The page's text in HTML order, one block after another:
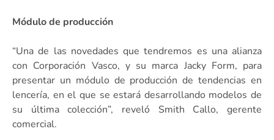
Módulo de producción
“Una de las novedades que tendremos es una alianza
con Corporación Vasco, y su marca Jacky Form, para
presentar un módulo de producción de tendencias en
lencería, en el que se estará desarrollando modelos de
su última colección”, reveló Smith Callo, gerente
comercial.